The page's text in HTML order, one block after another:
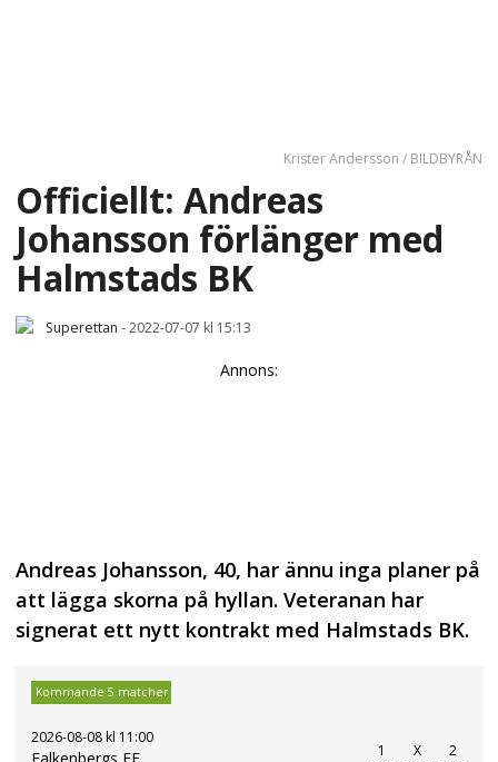
Krister Andersson / BILDBYRÅN
Officiellt: Andreas
Johansson förlänger med
Halmstads BK
Superettan -2022-07-07 kl 15:13
Annons:
Andreas Johansson, 40, har ännu inga planer på
att lägga skorna på hyllan. Veteranan har
signerat ett nytt kontrakt med Halmstads BK.
Kommande 5 matcher
2026-08-08 kl 11:00
1
X
2